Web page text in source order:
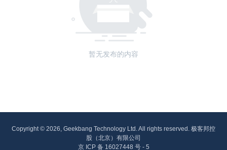
暂无发布的内容
Copyright © 2026, Geekbang Technology Ltd. All rights reserved. 极客邦控
股（北京）有限公司
京 ICP 备 16027448 号 - 5